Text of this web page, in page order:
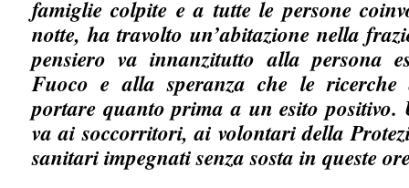
famiglie colpite e a tutte le persone
notte, ha travolto un’abitazione nella
pensiero va innanzitutto alla persona
Fuoco e alla speranza che le ricerche
portare quanto prima a un esito positivo.
va ai soccorritori, ai volontari della
sanitari impegnati senza sosta in queste